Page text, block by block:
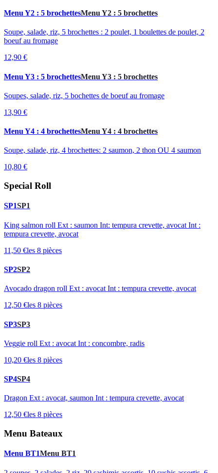
Menu Y2 : 5 brochettesMenu Y2 : 5 brochettes
Soupe, salade, riz, 5 brochettes : 2 poulet, 1 boulettes de poulet, 2
boeuf au fromage
12,90 €
Menu Y3 : 5 brochettesMenu Y3 : 5 brochettes
Soupes, salade, riz, 5 bochettes de boeuf au fromage
13,90 €
Menu Y4 : 4 brochettesMenu Y4 : 4 brochettes
Soupe, salade, riz, 4 brochettes: 2 saumon, 2 thon OU 4 saumon
10,80 €
Special Roll
SP1SP1
King salmon roll Ext : saumon Int: tempura crevette, avocat Int :
tempura crevette, avocat
11,50 €les 8 pièces
SP2SP2
Avocado dragon roll Ext : avocat Int : tempura crevette, avocat
12,50 €les 8 pièces
SP3SP3
Veggie roll Ext : avocat Int : concombre, radis
10,20 €les 8 pièces
SP4SP4
Dragon Ext : avocat, saumon Int : tempura crevette, avocat
12,50 €les 8 pièces
Menu Bateaux
Menu BT1Menu BT1